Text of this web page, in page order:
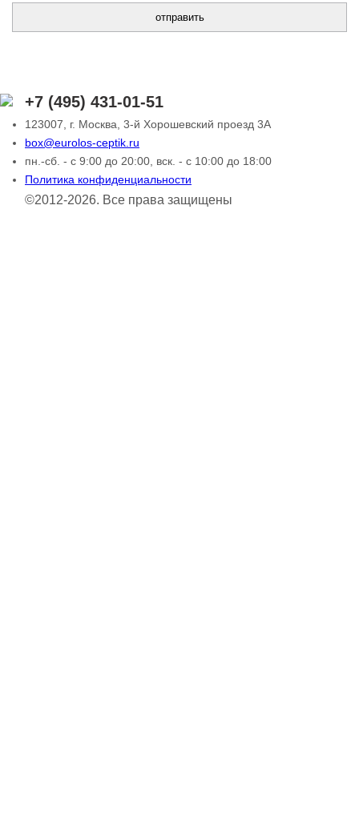
+7 (495) 431-01-51
123007, г. Москва, 3-й Хорошевский проезд 3А
box@eurolos-ceptik.ru
пн.-сб. - с 9:00 до 20:00, вск. - с 10:00 до 18:00
Политика конфиденциальности
©2012-2026. Все права защищены